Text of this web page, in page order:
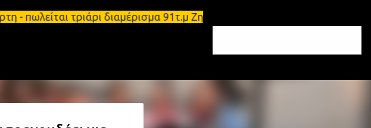
τριάρι διαμέρισμα 91τ.μ Ζητούνται υπάλληλοι